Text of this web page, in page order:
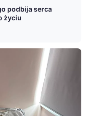
podbija serca
życiu